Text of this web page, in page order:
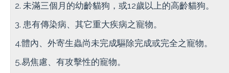
2. 未滿三個月的幼齡貓狗，或12歲以上的高齡貓狗。
3. 患有傳染病、其它重大疾病之寵物。
4.體內、外寄生蟲尚未完成驅除完成或完全之寵物。
5.易焦慮、有攻擊性的寵物。